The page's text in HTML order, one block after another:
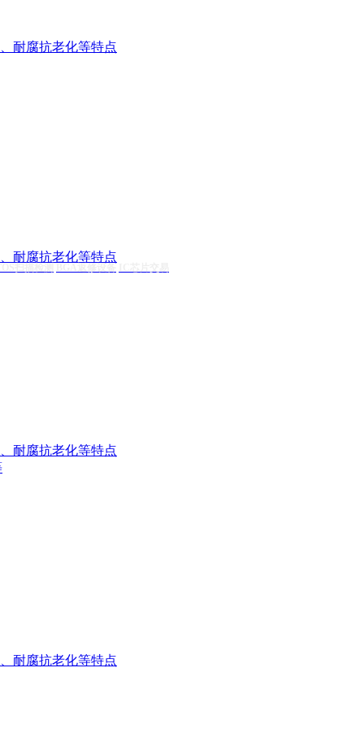
耐腐抗老化等特点
耐腐抗老化等特点
耐腐抗老化等特点
耐腐抗老化等特点